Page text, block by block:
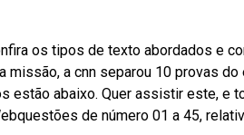
os tipos de texto abordados e
missão, a cnn separou 10 provas
estão abaixo. Quer assistir este, e
de número 01 a 45,